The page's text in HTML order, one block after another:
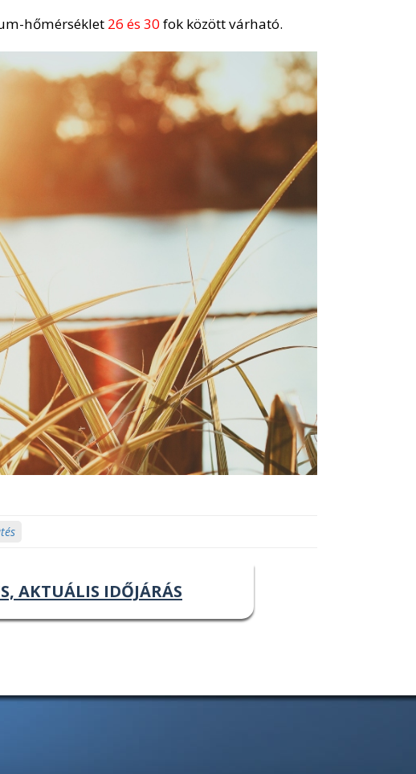
hőmérséklet 26 és 30fok között várható.
AKTUÁLIS IDŐJÁRÁS